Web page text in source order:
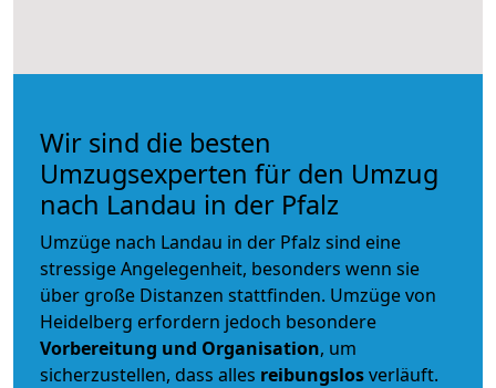
Wir sind die besten
Umzugsexperten für den Umzug
nach Landau in der Pfalz
Umzüge nach Landau in der Pfalz sind eine
stressige Angelegenheit, besonders wenn sie
über große Distanzen stattfinden. Umzüge von
Heidelberg erfordern jedoch besondere
Vorbereitung und Organisation, um
sicherzustellen, dass alles reibungslosverläuft.